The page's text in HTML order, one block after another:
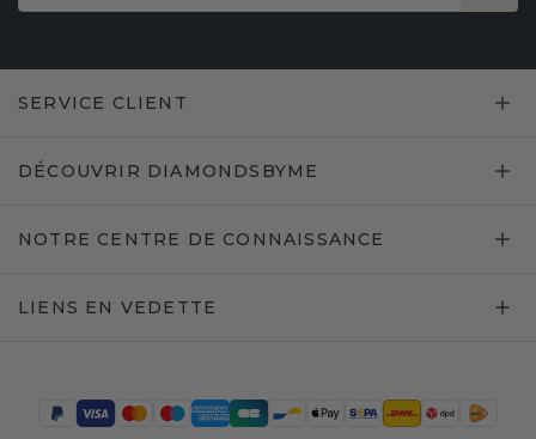
SERVICE CLIENT
DÉCOUVRIR DIAMONDSBYME
NOTRE CENTRE DE CONNAISSANCE
LIENS EN VEDETTE